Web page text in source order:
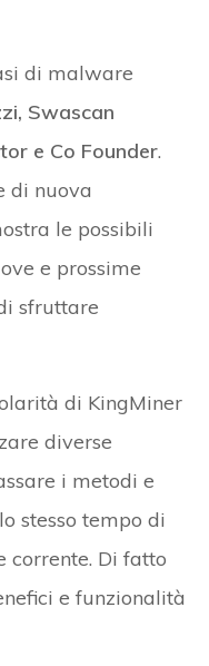
di malware
Swascan
e Co Founder.
di nuova
le possibili
e prossime
sfruttare
di KingMiner
diverse
i metodi e
stesso tempo di
corrente. Di fatto
e funzionalità